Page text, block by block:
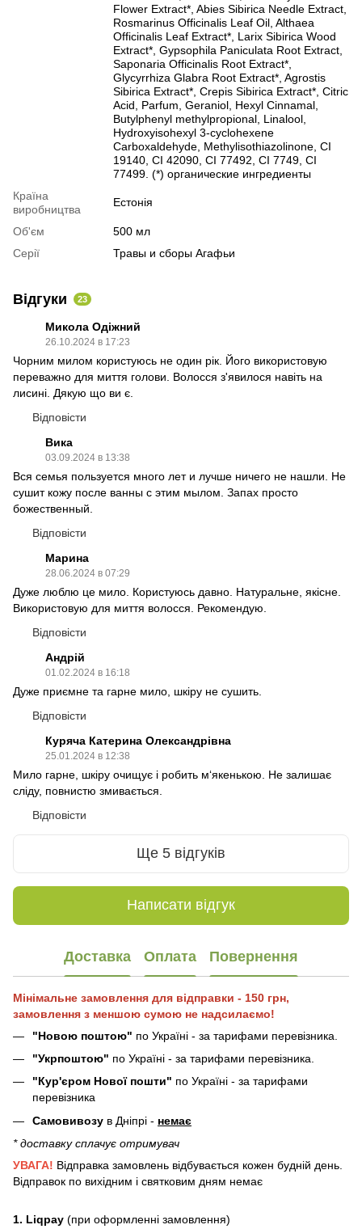
Flower Extract*, Abies Sibirica Needle Extract,
Rosmarinus Officinalis Leaf Oil, Althaea
Officinalis Leaf Extract*, Larix Sibirica Wood
Extract*, Gypsophila Paniculata Root Extract,
Saponaria Officinalis Root Extract*,
Glycyrrhiza Glabra Root Extract*, Agrostis
Sibirica Extract*, Crepis Sibirica Extract*, Citric
Acid, Parfum, Geraniol, Hexyl Сinnamal,
Butylphenyl methylpropional, Linalool,
Hydroxyisohexyl 3-cyclohexene
Сarboxaldehyde, Methylisothiazolinone, CI
19140, CI 42090, CI 77492, CI 7749, CI
77499. (*) органические ингредиенты
Країна
виробництва
Естонія
Об'єм
500 мл
Серії
Травы и сборы Агафьи
Відгуки 23
Микола Одіжний
26.10.2024 в 17:23
Чорним милом користуюсь не один рік. Його використовую
переважно для миття голови. Волосся з'явилося навіть на
лисині. Дякую що ви є.
Відповісти
Вика
03.09.2024 в 13:38
Вся семья пользуется много лет и лучше ничего не нашли. Не
сушит кожу после ванны с этим мылом. Запах просто
божественный.
Відповісти
Марина
28.06.2024 в 07:29
Дуже люблю це мило. Користуюсь давно. Натуральне, якісне.
Використовую для миття волосся. Рекомендую.
Відповісти
Андрій
01.02.2024 в 16:18
Дуже приємне та гарне мило, шкіру не сушить.
Відповісти
Куряча Катерина Олександрівна
25.01.2024 в 12:38
Мило гарне, шкіру очищує і робить м‘якенькою. Не залишає
сліду, повнистю змивається.
Відповісти
Ще 5 відгуків
Написати відгук
Доставка Оплата Повернення
Мінімальне замовлення для відправки - 150 грн,
замовлення з меншою сумою не надсилаємо!
"Новою поштою" по Україні - за тарифами перевізника.
"Укрпоштою" по Україні - за тарифами перевізника.
"Кур'єром Нової пошти" по Україні - за тарифами
перевізника
Самовивозу в Дніпрі - немає
* доставку сплачує отримувач
УВАГА! Відправка замовлень відбувається кожен будній день.
Відправок по вихідним і святковим дням немає
1. Liqpay (при оформленні замовлення)